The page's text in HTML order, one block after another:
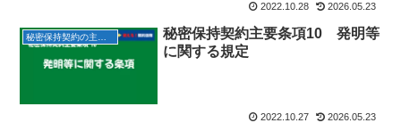
2022.10.28 2026.05.23
秘密保持契約主要条項10 発明等
に関する規定
2022.10.27 2026.05.23